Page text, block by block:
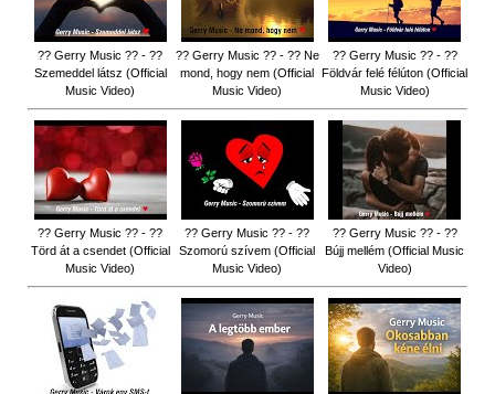
?? Gerry Music ?? - ??
Szemeddel látsz (Official
Music Video)
?? Gerry Music ?? - ?? Ne
mond, hogy nem (Official
Music Video)
?? Gerry Music ?? - ??
Földvár felé félúton (Official
Music Video)
?? Gerry Music ?? - ??
Törd át a csendet (Official
Music Video)
?? Gerry Music ?? - ??
Szomorú szívem (Official
Music Video)
?? Gerry Music ?? - ??
Bújj mellém (Official Music
Video)